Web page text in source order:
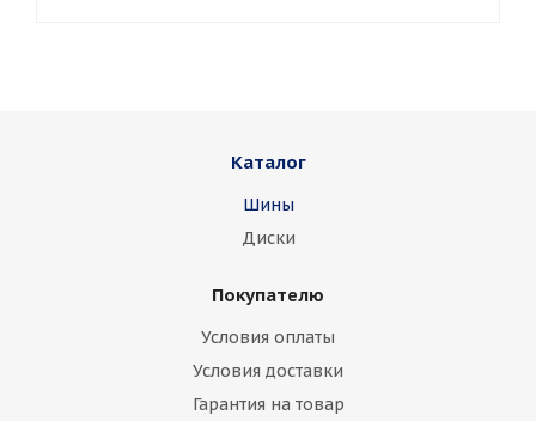
Каталог
Шины
Диски
Покупателю
Условия оплаты
Условия доставки
Гарантия на товар